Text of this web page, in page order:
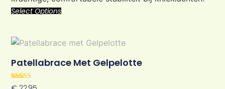
Select Options
Patellabrace Met Gelpelotte
Rated